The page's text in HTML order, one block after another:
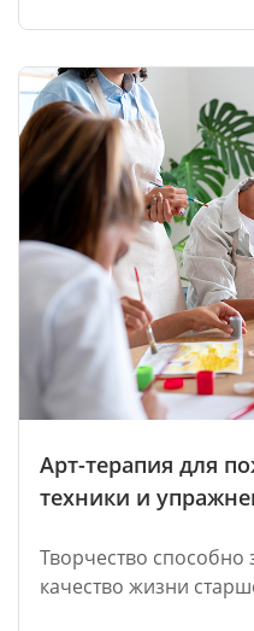
Арт-терапия для
техники и
Творчество способно
качество жизни